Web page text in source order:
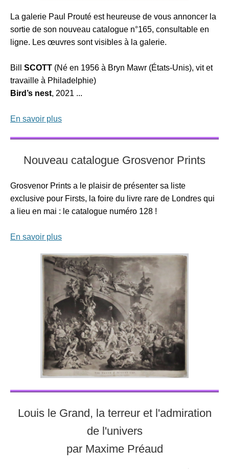
La galerie Paul Prouté est heureuse de vous annoncer la
sortie de son nouveau catalogue n°165, consultable en
ligne. Les œuvres sont visibles à la galerie.
Bill SCOTT (Né en 1956 à Bryn Mawr (États-Unis), vit et
travaille à Philadelphie)
Bird’s nest, 2021 ...
En savoir plus
Nouveau catalogue Grosvenor Prints
Grosvenor Prints a le plaisir de présenter sa liste
exclusive pour Firsts, la foire du livre rare de Londres qui
a lieu en mai : le catalogue numéro 128 !
En savoir plus
Louis le Grand, la terreur et l'admiration
de l'univers
par Maxime Préaud